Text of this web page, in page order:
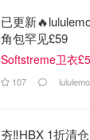
已更新
角包罕见£59
Softstreme卫衣
107
夯‼️HBX 1折清